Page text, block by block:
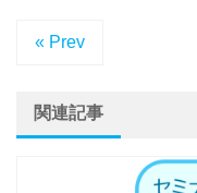
« Prev
関連記事